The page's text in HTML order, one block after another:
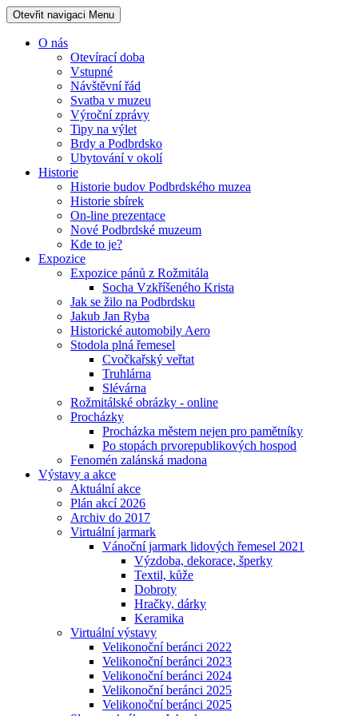
Otevřit navigaci Menu
O nás
Otevírací doba
Vstupné
Návštěvní řád
Svatba v muzeu
Výroční zprávy
Tipy na výlet
Brdy a Podbrdsko
Ubytování v okolí
Historie
Historie budov Podbrdského muzea
Historie sbírek
On-line prezentace
Nové Podbrdské muzeum
Kde to je?
Expozice
Expozice pánů z Rožmitála
Socha Vzkříšeného Krista
Jak se žilo na Podbrdsku
Jakub Jan Ryba
Historické automobily Aero
Stodola plná řemesel
Cvočkařský veřtat
Truhlárna
Slévárna
Rožmitálské obrázky - online
Procházky
Procházka městem nejen pro pamětníky
Po stopách prvorepublikových hospod
Fenomén zalánská madona
Výstavy a akce
Aktuální akce
Plán akcí 2026
Archiv do 2017
Virtuální jarmark
Vánoční jarmark lidových řemesel 2021
Výzdoba, dekorace, šperky
Textil, kůže
Dobroty
Hračky, dárky
Keramika
Virtuální výstavy
Velikonoční beránci 2022
Velikonoční beránci 2023
Velikonoční beránci 2024
Velikonoční beránci 2025
Velikonoční beránci 2025